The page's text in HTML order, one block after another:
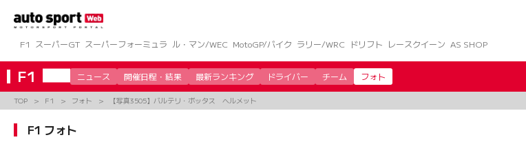
ツ
へ
ス
キ
ッ
F1
スーパーGT スーパーフォーミュラ ル・マン/WEC MotoGP/バイク ラリー/WRC ドリフト レースクイーン AS SHOP
F1 ニュース 開催日程・結果 最新ランキング ドライバー チーム フォト
TOP F1 フォト 【写真3505】バルテリ・ボッタス ヘルメット
F1 フォト